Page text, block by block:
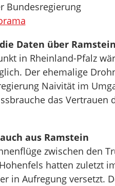
Bundesregierung
Daten über
in Rheinland-Pfalz
Der ehemalige
Naivität im
das Vertrauen
aus Ramstein
zwischen den
hatten zuletzt
in Aufregung versetzt.